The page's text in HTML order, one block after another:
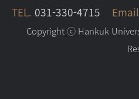
TEL. 031-330-4715
Copyright ⓒ Hankuk